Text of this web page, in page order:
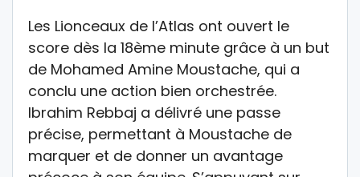
Les Lionceaux de l’Atlas ont ouvert le
score dès la 18ème minute grâce à un but
de Mohamed Amine Moustache, qui a
conclu une action bien orchestrée.
Ibrahim Rebbaj a délivré une passe
précise, permettant à Moustache de
marquer et de donner un avantage